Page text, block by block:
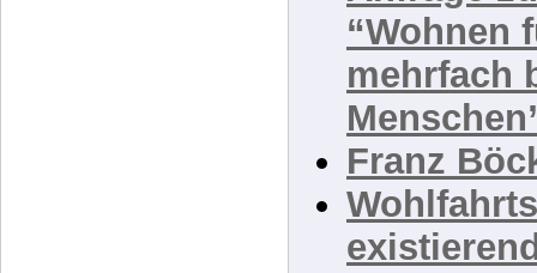
Anfrage
“Wohnen
mehrfach
Franz